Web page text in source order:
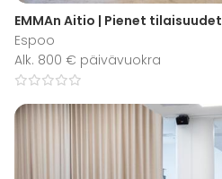
EMMAn Aitio | Pienet tilaisuudet
Espoo
Alk. 800 € päivävuokra